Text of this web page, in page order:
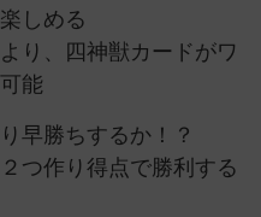
しめる
り、四神獣カードがワ
能
早勝ちするか！？
つ作り得点で勝利する